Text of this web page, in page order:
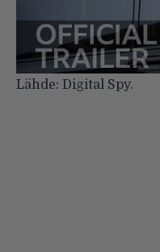
Lähde: Digital Spy.